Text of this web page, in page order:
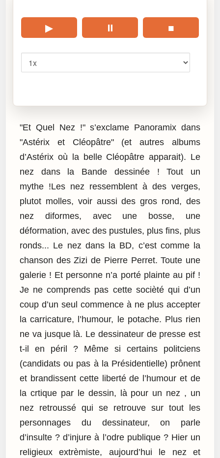
▶ ⏸ ■
"Et Quel Nez !" s’exclame Panoramix dans
"Astérix et Cléopâtre" (et autres albums
d’Astérix où la belle Cléopâtre apparait). Le
nez dans la Bande dessinée ! Tout un
mythe !Les nez ressemblent à des verges,
plutot molles, voir aussi des gros rond, des
nez diformes, avec une bosse, une
déformation, avec des pustules, plus fins, plus
ronds... Le nez dans la BD, c’est comme la
chanson des Zizi de Pierre Perret. Toute une
galerie ! Et personne n’a porté plainte au pif !
Je ne comprends pas cette socièté qui d’un
coup d’un seul commence à ne plus accepter
la carricature, l’humour, le potache. Plus rien
ne va jusque là. Le dessinateur de presse est
t-il en péril ? Même si certains politciens
(candidats ou pas à la Présidentielle) prônent
et brandissent cette liberté de l’humour et de
la crtique par le dessin, là pour un nez , un
nez retroussé qui se retrouve sur tout les
personnages du dessinateur, on parle
d’insulte ? d’injure à l’odre publique ? Hier un
religieux extrèmiste, aujourd’hui le nez et